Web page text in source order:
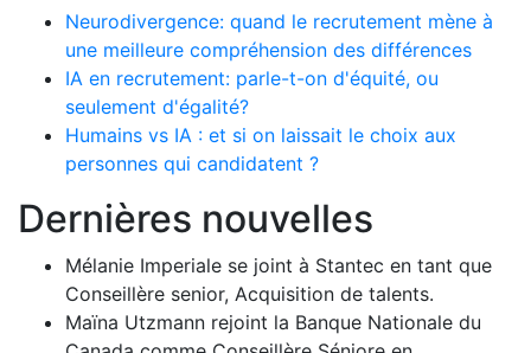
Neurodivergence: quand le recrutement mène à
une meilleure compréhension des différences
IA en recrutement: parle-t-on d'équité, ou
seulement d'égalité?
Humains vs IA : et si on laissait le choix aux
personnes qui candidatent ?
Dernières nouvelles
Mélanie Imperiale se joint à Stantec en tant que
Conseillère senior, Acquisition de talents.
Maïna Utzmann rejoint la Banque Nationale du